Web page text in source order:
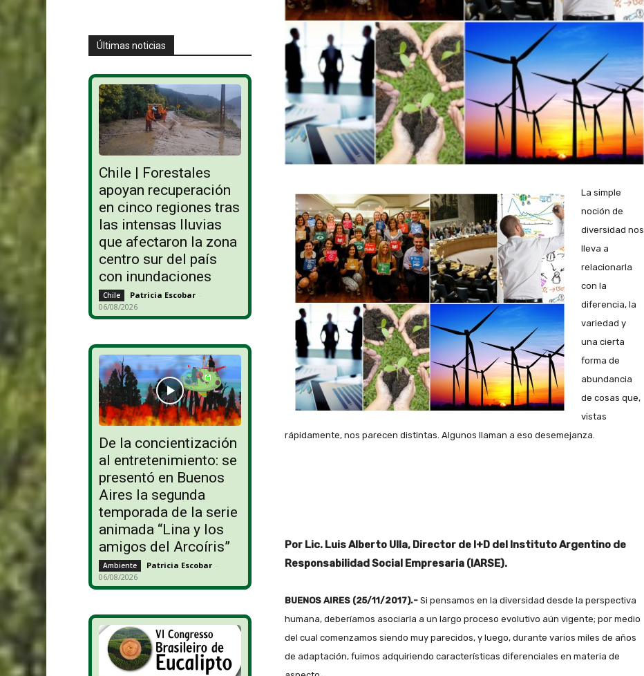
Últimas noticias
Chile | Forestales
apoyan recuperación
en cinco regiones tras
las intensas lluvias
que afectaron la zona
centro sur del país
con inundaciones
Chile Patricia Escobar -
06/08/2026
De la concientización
al entretenimiento: se
presentó en Buenos
Aires la segunda
temporada de la serie
animada “Lina y los
amigos del Arcoíris”
Ambiente Patricia Escobar -
06/08/2026
La simple
noción de
diversidad nos
lleva a
relacionarla
con la
diferencia, la
variedad y
una cierta
forma de
abundancia
de cosas que,
vistas
rápidamente, nos parecen distintas. Algunos llaman a eso desemejanza.
Por Lic. Luis Alberto Ulla, Director de I+D del Instituto Argentino de
Responsabilidad Social Empresaria (IARSE).
BUENOS AIRES (25/11/2017).-Si pensamos en la diversidad desde la perspectiva
humana, deberíamos asociarla a un largo proceso evolutivo aún vigente; por medio
del cual comenzamos siendo muy parecidos, y luego, durante varios miles de años
de adaptación, fuimos adquiriendo características diferenciales en materia de